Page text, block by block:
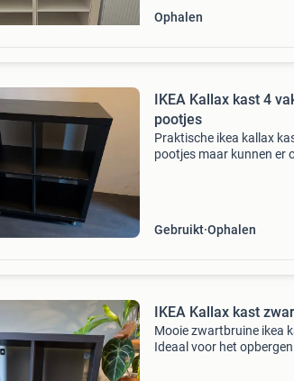
Ophalen
IKEA Kallax kast 4
pootjes
Praktische ikea kallax
pootjes maar kunnen er
Gebruikt Ophalen
IKEA Kallax kast
Mooie zwartbruine ikea
Ideaal voor het